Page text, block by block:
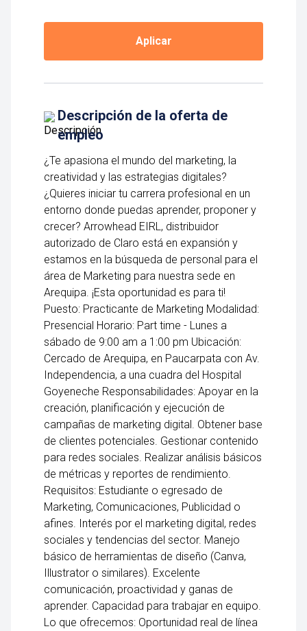
Aplicar
Descripción de la oferta de
empleo
¿Te apasiona el mundo del marketing, la
creatividad y las estrategias digitales?
¿Quieres iniciar tu carrera profesional en un
entorno donde puedas aprender, proponer y
crecer? Arrowhead EIRL, distribuidor
autorizado de Claro está en expansión y
estamos en la búsqueda de personal para el
área de Marketing para nuestra sede en
Arequipa. ¡Esta oportunidad es para ti!
Puesto: Practicante de Marketing Modalidad:
Presencial Horario: Part time - Lunes a
sábado de 9:00 am a 1:00 pm Ubicación:
Cercado de Arequipa, en Paucarpata con Av.
Independencia, a una cuadra del Hospital
Goyeneche Responsabilidades: Apoyar en la
creación, planificación y ejecución de
campañas de marketing digital. Obtener base
de clientes potenciales. Gestionar contenido
para redes sociales. Realizar análisis básicos
de métricas y reportes de rendimiento.
Requisitos: Estudiante o egresado de
Marketing, Comunicaciones, Publicidad o
afines. Interés por el marketing digital, redes
sociales y tendencias del sector. Manejo
básico de herramientas de diseño (Canva,
Illustrator o similares). Excelente
comunicación, proactividad y ganas de
aprender. Capacidad para trabajar en equipo.
Lo que ofrecemos: Oportunidad real de línea